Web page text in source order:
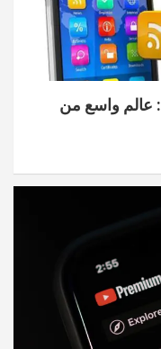
: عالم واسع من